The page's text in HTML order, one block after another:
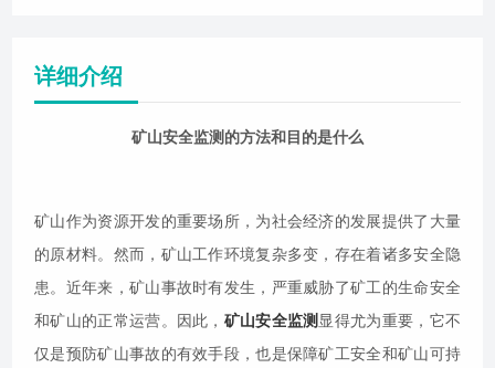
详细介绍
矿山安全监测的方法和目的是什么
矿山作为资源开发的重要场所，为社会经济的发展提供了大量
的原材料。然而，矿山工作环境复杂多变，存在着诸多安全隐
患。近年来，矿山事故时有发生，严重威胁了矿工的生命安全
和矿山的正常运营。因此， 矿山安全监测显得尤为重要，它不
仅是预防矿山事故的有效手段，也是保障矿工安全和矿山可持